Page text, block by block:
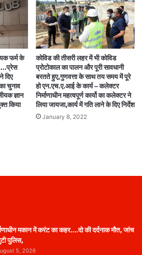
फर्म के
दिए
चुनाव
ज्ञान
किया
कोविड की तीसरी लहर में भी कोविड
प्रोटोकाल का पालन और पूरी सावधानी
बरतते हुए,गुणवत्ता के साथ तय समय में पूरे
हो एन.एच.ए.आई के कार्य – कलेक्टर
निर्माणाधीन महत्वपूर्ण कार्यो का कलेक्टर ने
लिया जायजा,कार्य में गति लाने के दिए निर्देश
January 8, 2022
मकान में करंट का कहर….दो की दर्दनाक मौत, जांच
पुलिस,
5, 2026